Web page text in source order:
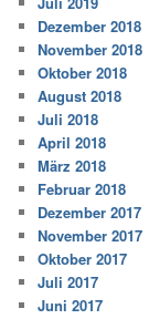
Dezember 2018
November 2018
Oktober 2018
August 2018
Juli 2018
April 2018
März 2018
Februar 2018
Dezember 2017
November 2017
Oktober 2017
Juli 2017
Juni 2017